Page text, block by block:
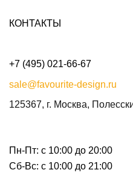
КОНТАКТЫ
+7 (495) 021-66-67
sale@favourite-design.ru
125367, г. Москва,
Пн-Пт: с 10:00 до 20:00
Сб-Вс: с 10:00 до 21:00